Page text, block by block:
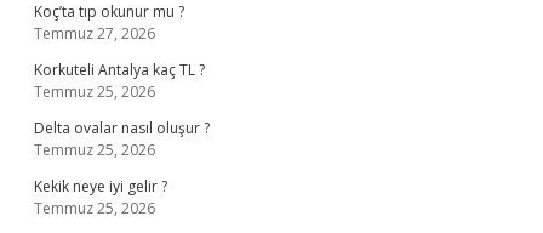
Koç’ta tıp okunur mu ?
Temmuz 27, 2026
Korkuteli Antalya kaç TL ?
Temmuz 25, 2026
Delta ovalar nasıl oluşur ?
Temmuz 25, 2026
Kekik neye iyi gelir ?
Temmuz 25, 2026